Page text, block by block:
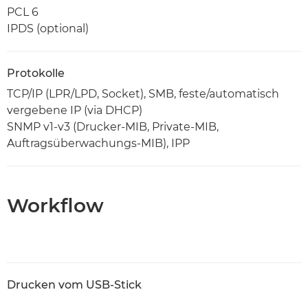
PCL 6
IPDS (optional)
Protokolle
TCP/IP (LPR/LPD, Socket), SMB, feste/automatisch
vergebene IP (via DHCP)
SNMP v1-v3 (Drucker-MIB, Private-MIB,
Auftragsüberwachungs-MIB), IPP
Workflow
Drucken vom USB-Stick